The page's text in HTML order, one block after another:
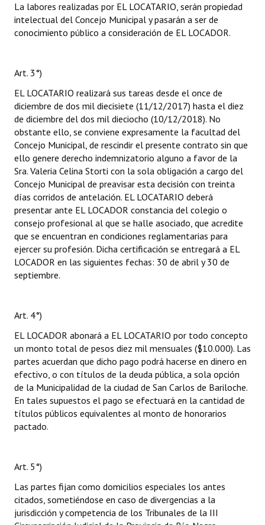
La labores realizadas por EL LOCATARIO, serán propiedad
intelectual del Concejo Municipal y pasarán a ser de
conocimiento público a consideración de EL LOCADOR.
Art. 3°)
EL LOCATARIO realizará sus tareas desde el once de
diciembre de dos mil diecisiete (11/12/2017) hasta el diez
de diciembre del dos mil dieciocho (10/12/2018). No
obstante ello, se conviene expresamente la facultad del
Concejo Municipal, de rescindir el presente contrato sin que
ello genere derecho indemnizatorio alguno a favor de la
Sra. Valeria Celina Storti con la sola obligación a cargo del
Concejo Municipal de preavisar esta decisión con treinta
días corridos de antelación. EL LOCATARIO deberá
presentar ante EL LOCADOR constancia del colegio o
consejo profesional al que se halle asociado, que acredite
que se encuentran en condiciones reglamentarias para
ejercer su profesión. Dicha certificación se entregará a EL
LOCADOR en las siguientes fechas: 30 de abril y 30 de
septiembre.
Art. 4°)
EL LOCADOR abonará a EL LOCATARIO por todo concepto
un monto total de pesos diez mil mensuales ($10.000). Las
partes acuerdan que dicho pago podrá hacerse en dinero en
efectivo, o con títulos de la deuda pública, a sola opción
de la Municipalidad de la ciudad de San Carlos de Bariloche.
En tales supuestos el pago se efectuará en la cantidad de
títulos públicos equivalentes al monto de honorarios
pactado.
Art. 5°)
Las partes fijan como domicilios especiales los antes
citados, sometiéndose en caso de divergencias a la
jurisdicción y competencia de los Tribunales de la III